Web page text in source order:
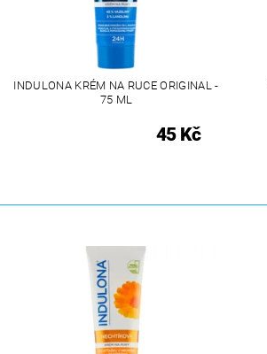
INDULONA KRÉM NA RUCE ORIGINAL -
75 ML
45 Kč